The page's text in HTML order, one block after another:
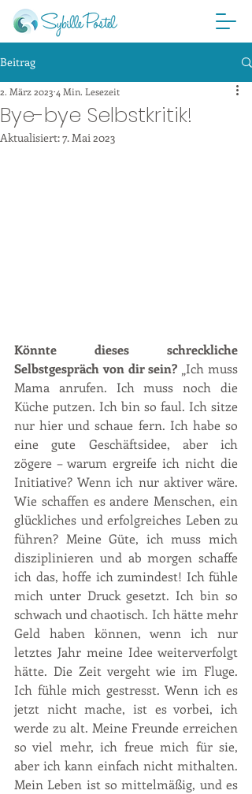
Beitrag
Bye-bye Selbstkritik!
2. März 2023 4 Min. Lesezeit
Aktualisiert:7. Mai 2023
Könnte dieses schreckliche
Selbstgespräch von dir sein? „Ich muss
Mama anrufen. Ich muss noch die
Küche putzen. Ich bin so faul. Ich sitze
nur hier und schaue fern. Ich habe so
eine gute Geschäftsidee, aber ich
zögere – warum ergreife ich nicht die
Initiative? Wenn ich nur aktiver wäre.
Wie schaffen es andere Menschen, ein
glückliches und erfolgreiches Leben zu
führen? Meine Güte, ich muss mich
disziplinieren und ab morgen schaffe
ich das, hoffe ich zumindest! Ich fühle
mich unter Druck gesetzt. Ich bin so
schwach und chaotisch. Ich hätte mehr
Geld haben können, wenn ich nur
letztes Jahr meine Idee weiterverfolgt
hätte. Die Zeit vergeht wie im Fluge.
Ich fühle mich gestresst. Wenn ich es
jetzt nicht mache, ist es vorbei, ich
werde zu alt. Meine Freunde erreichen
so viel mehr, ich freue mich für sie,
aber ich kann einfach nicht mithalten.
Mein Leben ist so mittelmäßig, und es